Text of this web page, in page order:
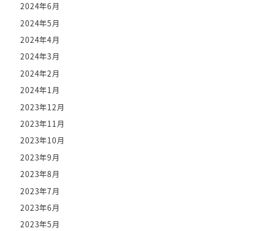
2024年6月
2024年5月
2024年4月
2024年3月
2024年2月
2024年1月
2023年12月
2023年11月
2023年10月
2023年9月
2023年8月
2023年7月
2023年6月
2023年5月